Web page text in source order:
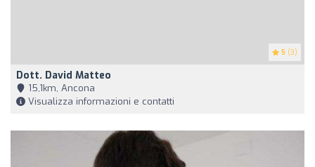
5 (3)
Dott. David Matteo
15,1km, Ancona
Visualizza informazioni e contatti